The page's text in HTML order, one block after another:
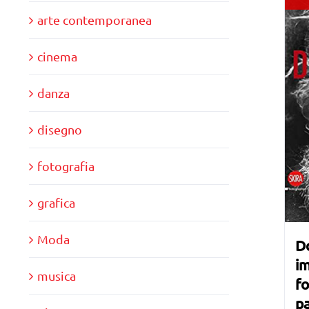
arte contemporanea
cinema
danza
disegno
fotografia
grafica
Moda
musica